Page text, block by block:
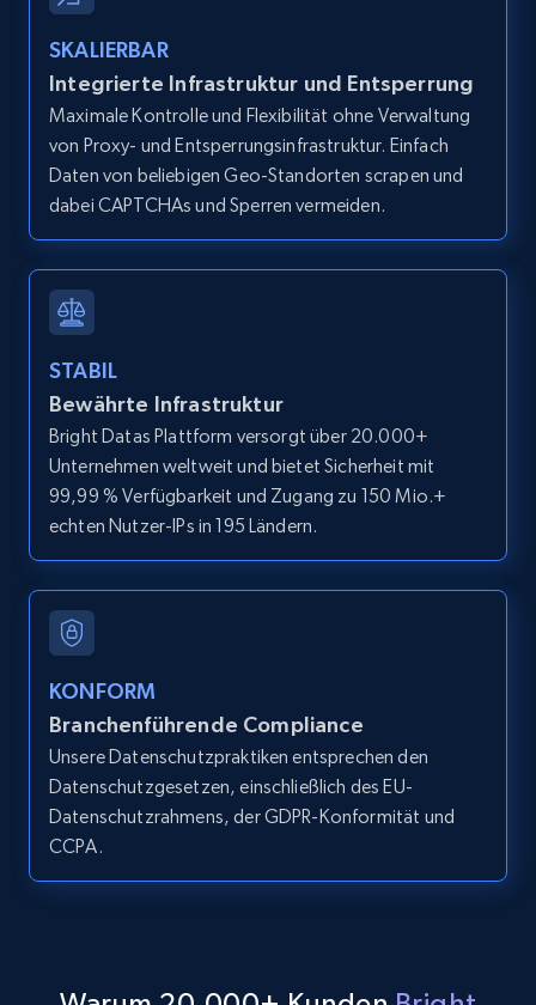
and more.
12K+ 1.3K+ Gratis testen
Zillow properties listing information -
Zpid, City, State, HomeStatus, Address,
IsListingClaimedByCurrentSignedInUser,
and more.
12K+ 1.3K+ Gratis testen
URL, ID, User id, Use url, Title, Headline, Post
text, Date posted, and more.
11.3K+
LinkedIn posts - Discover user's articles by
URL
SKALIERBAR
Integrierte Infrastruktur und Entsperrung
Maximale Kontrolle und Flexibilität ohne Verwaltung
von Proxy- und Entsperrungsinfrastruktur. Einfach
Daten von beliebigen Geo-Standorten scrapen und
dabei CAPTCHAs und Sperren vermeiden.
STABIL
Bewährte Infrastruktur
Bright Datas Plattform versorgt über 20.000+
Unternehmen weltweit und bietet Sicherheit mit
99,99 % Verfügbarkeit und Zugang zu 150 Mio.+
echten Nutzer-IPs in 195 Ländern.
KONFORM
Branchenführende Compliance
Unsere Datenschutzpraktiken entsprechen den
Datenschutzgesetzen, einschließlich des EU-
Datenschutzrahmens, der GDPR-Konformität und
CCPA.